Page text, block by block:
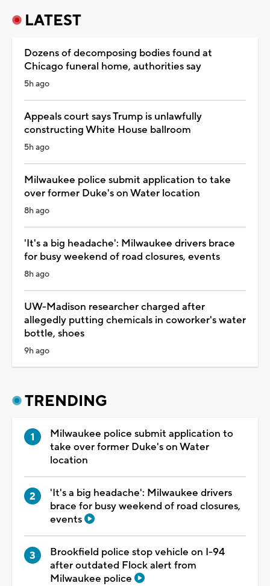
LATEST
Dozens of decomposing bodies found at
Chicago funeral home, authorities say
5h ago
Appeals court says Trump is unlawfully
constructing White House ballroom
5h ago
Milwaukee police submit application to take
over former Duke's on Water location
8h ago
'It's a big headache': Milwaukee drivers brace
for busy weekend of road closures, events
8h ago
UW-Madison researcher charged after
allegedly putting chemicals in coworker's water
bottle, shoes
9h ago
TRENDING
Milwaukee police submit application to
take over former Duke's on Water
location
'It's a big headache': Milwaukee drivers
brace for busy weekend of road closures,
events
Brookfield police stop vehicle on I-94
after outdated Flock alert from
Milwaukee police